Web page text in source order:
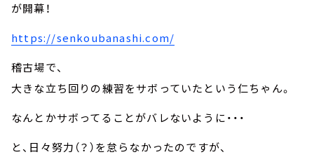
が開幕！
https://senkoubanashi.com/
稽古場で、
大きな立ち回りの練習をサボっていたという仁ちゃん。
なんとかサボってることがバレないように・・・
と、日々努力（？）を怠らなかったのですが、